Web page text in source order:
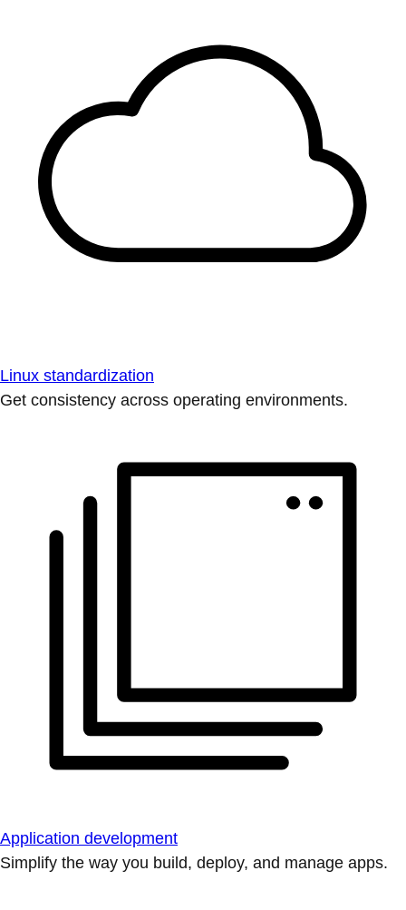
Linux standardization
Get consistency across operating environments.
Application development
Simplify the way you build, deploy, and manage apps.